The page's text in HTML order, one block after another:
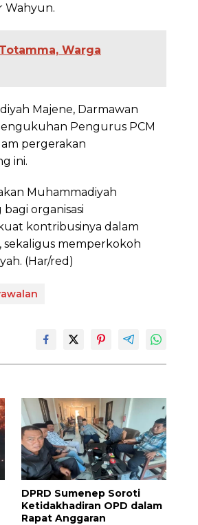
Wahyun.
Warga
Majene, Darmawan
Pengurus PCM
pergerakan
ini.
Muhammadiyah
organisasi
kontribusinya dalam
memperkokoh
(Har/red)
DPRD Sumenep Soroti
Ketidakhadiran OPD dalam
Rapat Anggaran